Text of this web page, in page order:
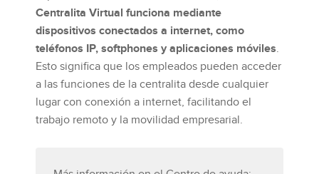
Centralita Virtual funciona mediante
dispositivos conectados a internet, como
teléfonos IP, softphones y aplicaciones móviles.
Esto significa que los empleados pueden acceder
a las funciones de la centralita desde cualquier
lugar con conexión a internet, facilitando el
trabajo remoto y la movilidad empresarial.